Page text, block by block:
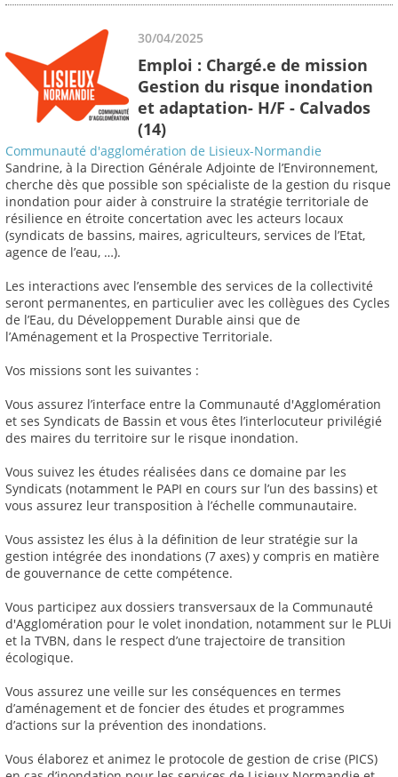
30/04/2025
Emploi : Chargé.e de mission
Gestion du risque inondation
et adaptation- H/F - Calvados
(14)
Communauté d'agglomération de Lisieux-Normandie
Sandrine, à la Direction Générale Adjointe de l’Environnement,
cherche dès que possible son spécialiste de la gestion du risque
inondation pour aider à construire la stratégie territoriale de
résilience en étroite concertation avec les acteurs locaux
(syndicats de bassins, maires, agriculteurs, services de l’Etat,
agence de l’eau, …).
Les interactions avec l’ensemble des services de la collectivité
seront permanentes, en particulier avec les collègues des Cycles
de l’Eau, du Développement Durable ainsi que de
l’Aménagement et la Prospective Territoriale.
Vos missions sont les suivantes :
Vous assurez l’interface entre la Communauté d'Agglomération
et ses Syndicats de Bassin et vous êtes l’interlocuteur privilégié
des maires du territoire sur le risque inondation.
Vous suivez les études réalisées dans ce domaine par les
Syndicats (notamment le PAPI en cours sur l’un des bassins) et
vous assurez leur transposition à l’échelle communautaire.
Vous assistez les élus à la définition de leur stratégie sur la
gestion intégrée des inondations (7 axes) y compris en matière
de gouvernance de cette compétence.
Vous participez aux dossiers transversaux de la Communauté
d'Agglomération pour le volet inondation, notamment sur le PLUi
et la TVBN, dans le respect d’une trajectoire de transition
écologique.
Vous assurez une veille sur les conséquences en termes
d’aménagement et de foncier des études et programmes
d’actions sur la prévention des inondations.
Vous élaborez et animez le protocole de gestion de crise (PICS)